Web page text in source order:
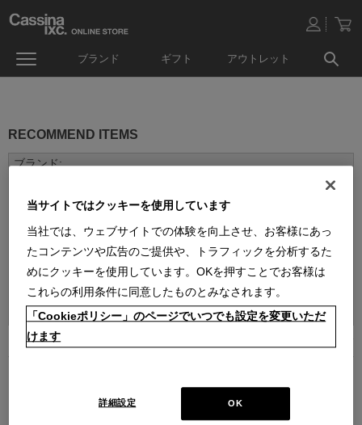
ブランド ギフト アウトレット
RECOMMEND ITEMS
並べ替え：
当サイトではクッキーを使用しています
当社では、ウェブサイトでの体験を向上させ、お客様にあっ
たコンテンツや広告のご提供や、トラフィックを分析するた
めにクッキーを使用しています。OKを押すことでお客様は
これらの利用条件に同意したものとみなされます。
「Cookieポリシー」のページでいつでも設定を変更いただ
けます
OK
詳細設定